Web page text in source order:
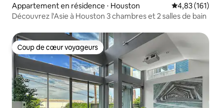
Appartement en résidence ⋅ Houston Évaluation
4,83 (161)
Découvrez l'Asie à Houston 3 chambres et 2 salles de bain
Coup de cœur voyageurs
Coup de cœur voyageurs